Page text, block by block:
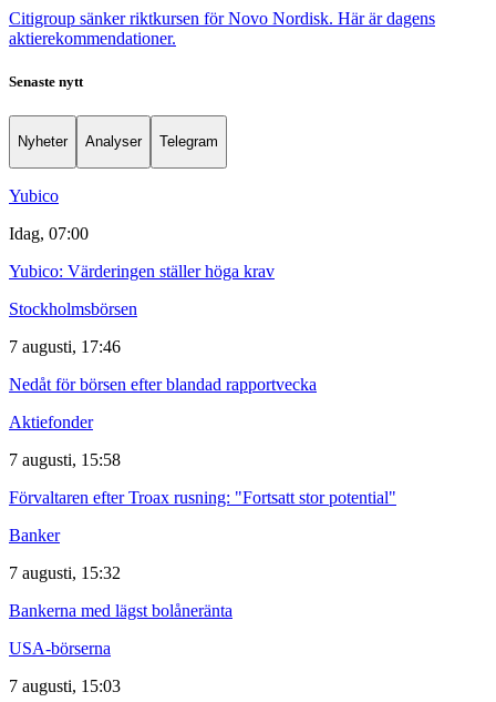
Citigroup sänker riktkursen för Novo Nordisk. Här är dagens
aktierekommendationer.
Senaste nytt
Nyheter Analyser Telegram
Yubico
Idag, 07:00
Yubico: Värderingen ställer höga krav
Stockholmsbörsen
7 augusti, 17:46
Nedåt för börsen efter blandad rapportvecka
Aktiefonder
7 augusti, 15:58
Förvaltaren efter Troax rusning: "Fortsatt stor potential"
Banker
7 augusti, 15:32
Bankerna med lägst bolåneränta
USA-börserna
7 augusti, 15:03